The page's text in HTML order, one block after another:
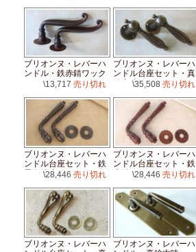
ブリオンヌ・レバーハ
ンドル・鉄赤錆ワック
\13,717 売り切れ
ブリオンヌ・レバーハ
ンドル台座セット・真
鍮古味\35,508 売り切れ
ブリオンヌ・レバーハ
ンドル台座セット・鉄
黒色錆止\28,446 売り切れ
ブリオンヌ・レバーハ
ンドル台座セット・鉄
赤錆ワックス
\28,446 売り切れ
ブリオンヌ・レバーハ
ブリオンヌ・レバーハ